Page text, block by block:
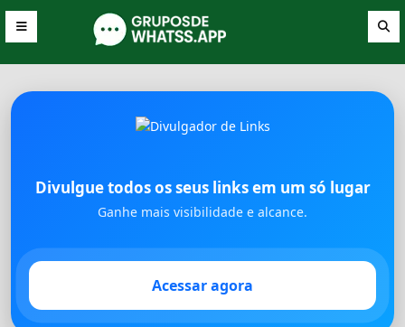
Divulgue todos os seus links em um só lugar
Ganhe mais visibilidade e alcance.
Acessar agora